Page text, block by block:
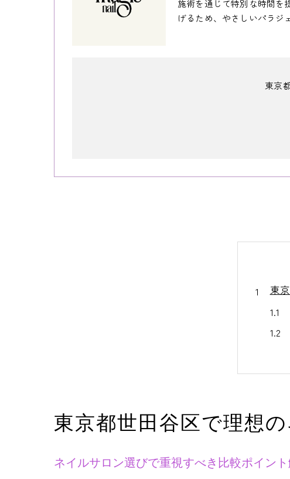
施術を通じて特別な時間を
げるため、やさしいパラジ
東京
東
ネ
東京都世田谷区で理想
ネイルサロン選びで重視すべき比較ポイン